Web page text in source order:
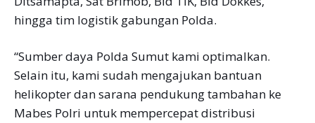
hingga tim logistik gabungan Polda.
“Sumber daya Polda Sumut kami optimalkan.
Selain itu, kami sudah mengajukan bantuan
helikopter dan sarana pendukung tambahan ke
Mabes Polri untuk mempercepat distribusi